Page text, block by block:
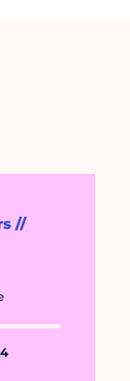
//